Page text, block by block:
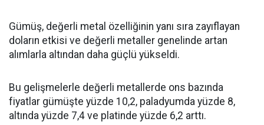
Gümüş, değerli metal özelliğinin yanı sıra zayıflayan
doların etkisi ve değerli metaller genelinde artan
alımlarla altından daha güçlü yükseldi.
Bu gelişmelerle değerli metallerde ons bazında
fiyatlar gümüşte yüzde 10,2, paladyumda yüzde 8,
altında yüzde 7,4 ve platinde yüzde 6,2 arttı.